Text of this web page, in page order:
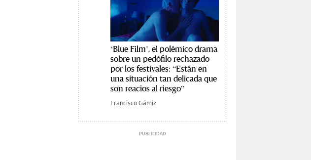
‘Blue Film’, el polémico drama
sobre un pedófilo rechazado
por los festivales: “Están en
una situación tan delicada que
son reacios al riesgo”
Francisco Gámiz